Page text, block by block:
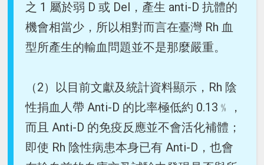
之 1 屬於弱 D 或 Del，產生 anti-D 抗體的
機會相當少，所以相對而言在臺灣 Rh 血
型所產生的輸血問題並不是那麼嚴重。
（2）以目前文獻及統計資料顯示，Rh 陰
性捐血人帶 Anti-D 的比率極低約 0.13﹪，
而且 Anti-D 的免疫反應並不會活化補體；
即使 Rh 陰性病患本身已有 Anti-D，也會